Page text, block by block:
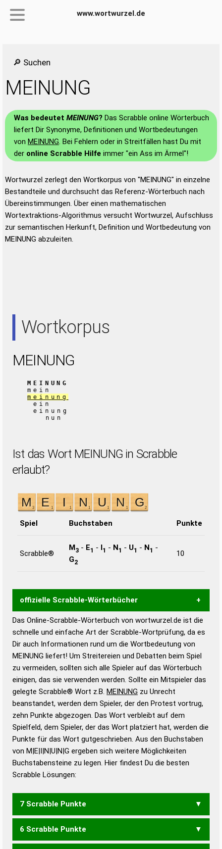
www.wortwurzel.de
🔎 Suchen
MEINUNG
Was bedeutet MEINUNG? Das Scrabble online Wörterbuch
liefert Dir Synonyme, Definitionen und Wortbedeutungen
von MEINUNG. Bei Fehlern oder in Streitfällen hast Du mit
der online Scrabble Hilfe immer "ein Ass im Ärmel"!
Wortwurzel zerlegt den Wortkorpus von "MEINUNG" in einzelne
Bestandteile und durchsucht das Referenz-Wörterbuch nach
Übereinstimmungen. Über einen mathematischen
Wortextraktions-Algorithmus versucht Wortwurzel, Aufschluss
zur semantischen Herkunft, Definition und Wortbedeutung von
MEINUNG abzuleiten.
Wortkorpus
MEINUNG
MEINUNG
mein
meinung
ein
einung
nun
Ist das Wort MEINUNG in Scrabble
erlaubt?
Spiel Buchstaben Punkte
Scrabble®
M3 - E1 - I1 - N1 - U1 - N1 -
G2
10
offizielle Scrabble-Wörterbücher
Wortwurzel liefert mit Hilfe eines semantischen
Wortanalyse-Algorithmus gute Anhaltspunkte zu
Wortbedeutung, Worttrennung und Wortform, um die
Gültigkeit eines Wortes für das Scrabble-Spiel zu
bestimmen!
zugelassene Turnier Scrabble-
Wörterbücher sind:
Duden – Standardwerk in 12 Bänden
Duden – Richtiges und gutes
Deutsch
Duden – Die deutsche Grammatik
Duden – Deutsches
Das Online-Scrabble-Wörterbuch von wortwurzel.de ist die
schnelle und einfache Art der Scrabble-Wortprüfung, da es
Dir auch Informationen rund um die Wortbedeutung von
MEINUNG liefert! Um Streitereien und Debatten beim Spiel
zu vermeiden, sollten sich alle Spieler auf das Wörterbuch
einigen, das sie verwenden werden. Sollte ein Mitspieler das
gelegte Scrabble® Wort z.B. MEINUNG zu Unrecht
beanstandet, werden dem Spieler, der den Protest vortrug,
zehn Punkte abgezogen. Das Wort verbleibt auf dem
Spielfeld, dem Spieler, der das Wort platziert hat, werden die
Punkte für das Wort gutgeschrieben. Aus den Buchstaben
von M|E|I|N|U|N|G ergeben sich weitere Möglichkeiten
Buchstabensteine zu legen. Hier findest Du die besten
Scrabble Lösungen:
7 Scrabble Punkte
MENG MINEN MINNE
6 Scrabble Punkte